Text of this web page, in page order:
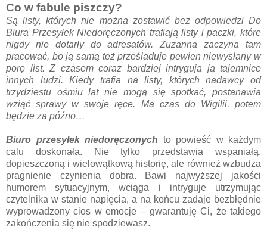
Co w fabule piszczy?
Są listy, których nie można zostawić bez odpowiedzi Do
Biura Przesyłek Niedoręczonych trafiają listy i paczki, które
nigdy nie dotarły do adresatów. Zuzanna zaczyna tam
pracować, bo ją samą też prześladuje pewien niewysłany w
porę list. Z czasem coraz bardziej intrygują ją tajemnice
innych ludzi. Kiedy trafia na listy, których nadawcy od
trzydziestu ośmiu lat nie mogą się spotkać, postanawia
wziąć sprawy w swoje ręce. Ma czas do Wigilii, potem
będzie za późno…
Biuro przesyłek niedoręczonych to powieść w każdym
calu doskonała. Nie tylko przedstawia wspaniałą,
dopieszczoną i wielowątkową historię, ale również wzbudza
pragnienie czynienia dobra. Bawi najwyższej jakości
humorem sytuacyjnym, wciąga i intryguje utrzymując
czytelnika w stanie napięcia, a na końcu zadaje bezbłędnie
wyprowadzony cios w emocje – gwarantuję Ci, że takiego
zakończenia się nie spodziewasz.